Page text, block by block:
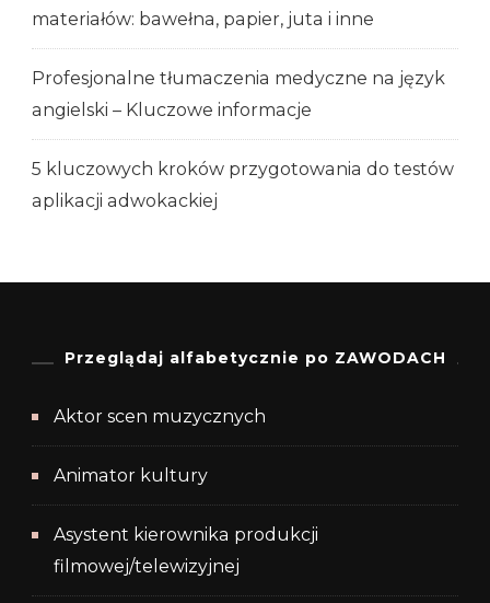
materiałów: bawełna, papier, juta i inne
Profesjonalne tłumaczenia medyczne na język
angielski – Kluczowe informacje
5 kluczowych kroków przygotowania do testów
aplikacji adwokackiej
Przeglądaj alfabetycznie po ZAWODACH
Aktor scen muzycznych
Animator kultury
Asystent kierownika produkcji
filmowej/telewizyjnej